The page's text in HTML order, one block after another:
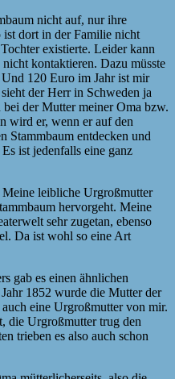
nicht auf, nur ihre
dort in der Familie nicht
existierte. Leider kann
kontaktieren. Dazu müsste
120 Euro im Jahr ist mir
der Herr in Schweden ja
der Mutter meiner Oma bzw.
wird er, wenn er auf den
Stammbaum entdecken und
ist jedenfalls eine ganz
leibliche Urgroßmutter
hervorgeht. Meine
sehr zugetan, ebenso
Da ist wohl so eine Art
gab es einen ähnlichen
1852 wurde die Mutter der
eine Urgroßmutter von mir.
die Urgroßmutter trug den
trieben es also auch schon